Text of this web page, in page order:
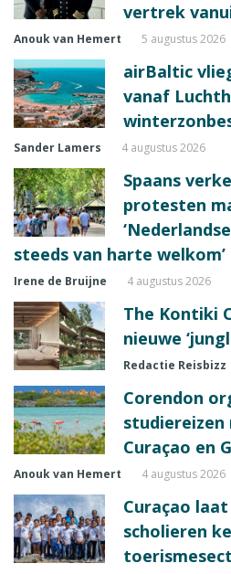
vertrek
Anouk van Hemert 5 augustus 2026
airBaltic
vanaf
Sander Lamers 4 augustus 2026
Spaans
protesten
steeds van harte welkom’
Irene de Bruijne 4 augustus 2026
The Kontiki
nieuwe
Redactie Reisbizz
Corendon
studiereizen
Curaçao en
Anouk van Hemert 4 augustus 2026
Curaçao
scholieren